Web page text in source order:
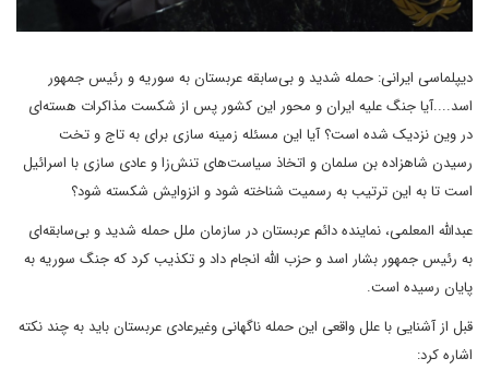
دیپلماسی ایرانی: حمله شدید و بی‌سابقه عربستان به سوریه و رئیس جمهور
اسد....آیا جنگ علیه ایران و محور این کشور پس از شکست مذاکرات هسته‌ای
در وین نزدیک شده است؟ آیا این مسئله زمینه سازی برای به تاج و تخت
رسیدن شاهزاده بن سلمان و اتخاذ سیاست‌های تنش‌زا و عادی سازی با اسرائیل
است تا به این ترتیب به رسمیت شناخته شود و انزوایش شکسته شود؟
عبدالله المعلمی، نماینده دائم عربستان در سازمان ملل حمله شدید و بی‌سابقه‌ای
به رئیس جمهور بشار اسد و حزب الله انجام داد و تکذیب کرد که جنگ سوریه به
پایان رسیده است.
قبل از آشنایی با علل واقعی این حمله ناگهانی وغیرعادی عربستان باید به چند نکته
اشاره کرد: